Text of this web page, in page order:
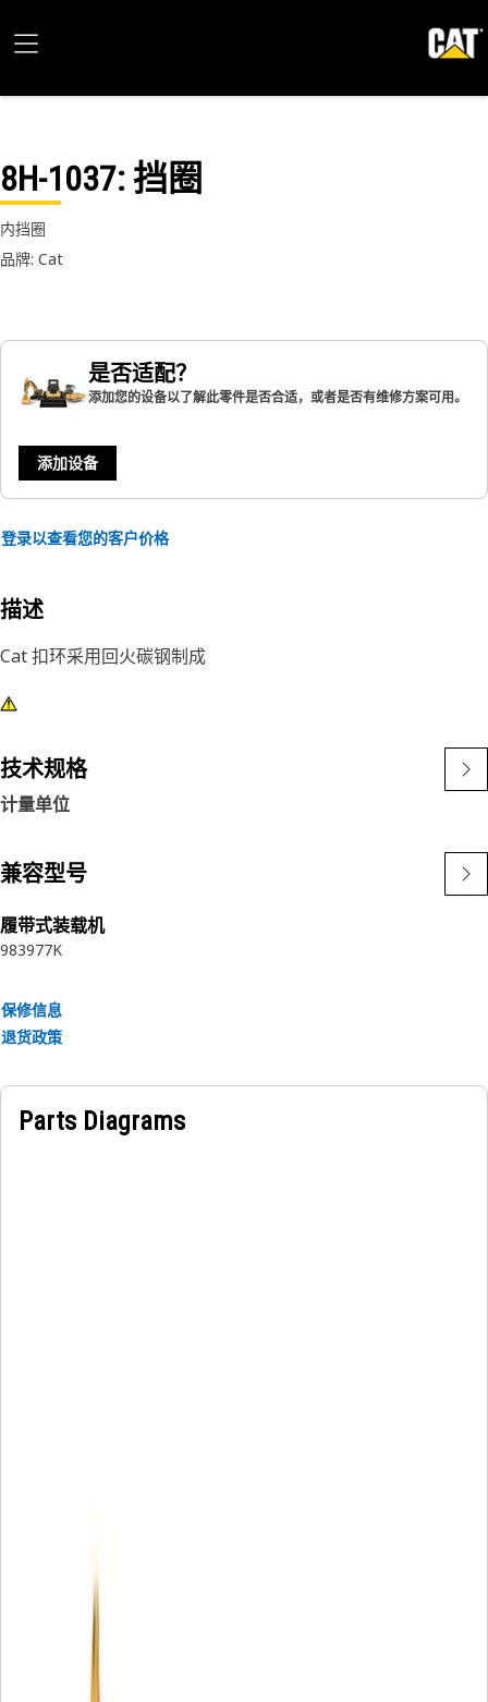
8H-1037: 挡圈
内挡圈
品牌: Cat
是否适配？
添加您的设备以了解此零件是否合适，或者是否有维修方案可用。
添加设备
登录以查看您的客户价格
描述
Cat 扣环采用回火碳钢制成
技术规格
计量单位
兼容型号
履带式装载机
983977K
保修信息
退货政策
Parts Diagrams